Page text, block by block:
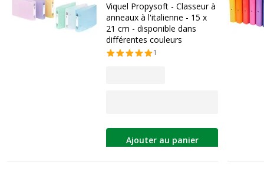
Viquel Propysoft - Classeur à
anneaux à l'italienne - 15 x
21 cm - disponible dans
différentes couleurs
1
Ajouter au panier